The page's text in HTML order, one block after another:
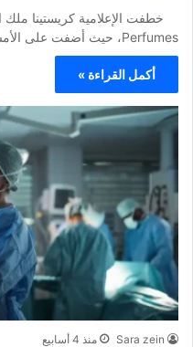
Perfumes، حيث أضفت على الأمسية رونقًا خاصًا بحضورها…
أكمل القراءة »
Sara zein منذ 4 أسابيع